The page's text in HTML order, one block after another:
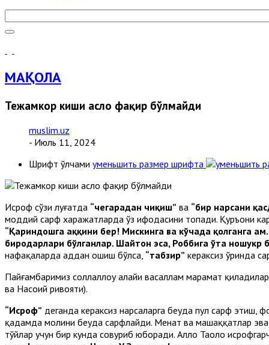
МАҚОЛА
Тежамкор киши асло фақир бўлмайди
muslim.uz
- Июль 11, 2024
Шрифт ўлчами уменьшить размер шрифта
Исроф сўзи луғатда “чегарадан чиқиш” ва “бир нарсани
моддий сарф харажатларда ўз ифодасини топади. Қуръони
“Қариндошга ҳаққини бер! Мискинга ва кўчада қолганга
биродарлари бўлганлар. Шайтон эса, Роббига ўта ношукр
нафақаларда ҳаддан ошиш бўлса, “табзир” кераксиз ўринда
Пайғамбаримиз соллаллоҳу алайҳи васаллам марҳамат
ва Насоий ривояти).
“Исроф” деганда кераксиз нарсаларга беҳуда пул сарф
қадамда молини беҳуда сарфлайди. Меҳнат ва машаққатлар
тўйлар учун бир кунда совуриб юборади. Аллоҳ Таоло